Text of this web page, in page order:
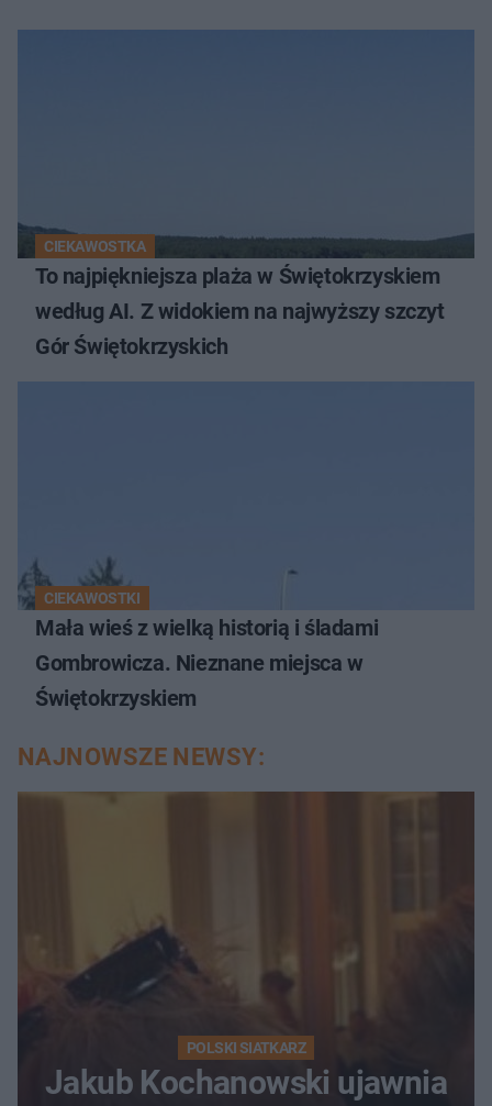
CIEKAWOSTKA
To najpiękniejsza plaża w Świętokrzyskiem
według AI. Z widokiem na najwyższy szczyt
Gór Świętokrzyskich
CIEKAWOSTKI
Mała wieś z wielką historią i śladami
Gombrowicza. Nieznane miejsca w
Świętokrzyskiem
NAJNOWSZE NEWSY:
POLSKI SIATKARZ
Jakub Kochanowski ujawnia